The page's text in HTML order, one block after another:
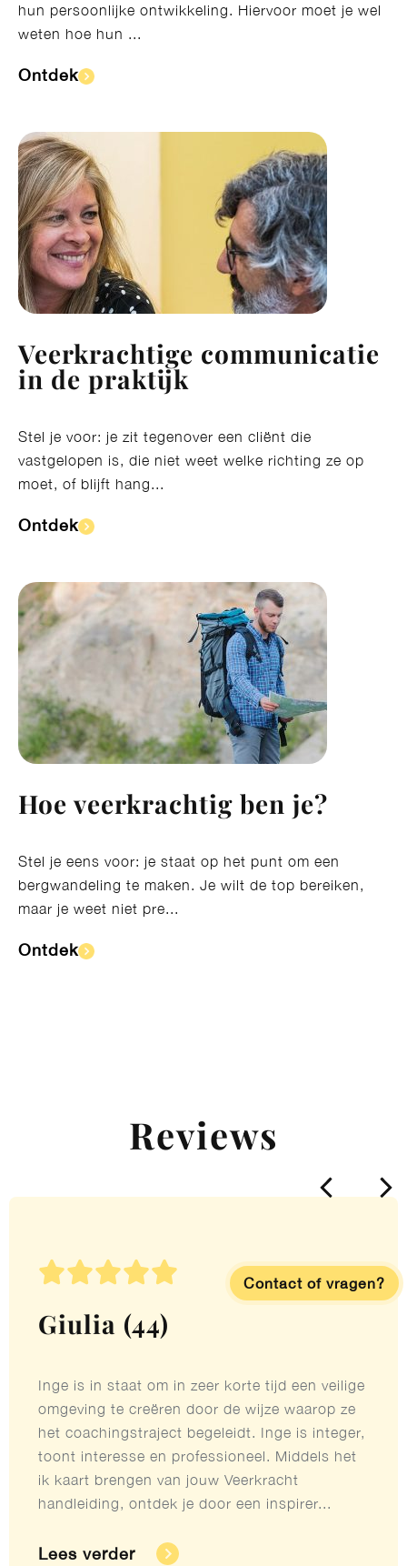
hun persoonlijke ontwikkeling. Hiervoor moet je wel
weten hoe hun ...
Ontdek​
Veerkrachtige communicatie
in de praktijk
Stel je voor: je zit tegenover een cliënt die
vastgelopen is, die niet weet welke richting ze op
moet, of blijft hang...
Ontdek​
Hoe veerkrachtig ben je?
Stel je eens voor: je staat op het punt om een
bergwandeling te maken. Je wilt de top bereiken,
maar je weet niet pre...
Ontdek​
Reviews

Giulia (44)
Inge is in staat om in zeer korte tijd een veilige
omgeving te creëren door de wijze waarop ze
het coachingstraject begeleidt. Inge is integer,
toont interesse en professioneel. Middels het
ik kaart brengen van jouw Veerkracht
handleiding, ontdek je door een inspirer...
Lees verder​
Contact of vragen?